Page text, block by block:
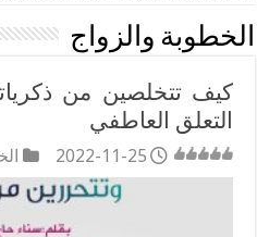
الخطوبة والزواج
كيف تتخلصين من
التعلق العاطفي
2022-11-25